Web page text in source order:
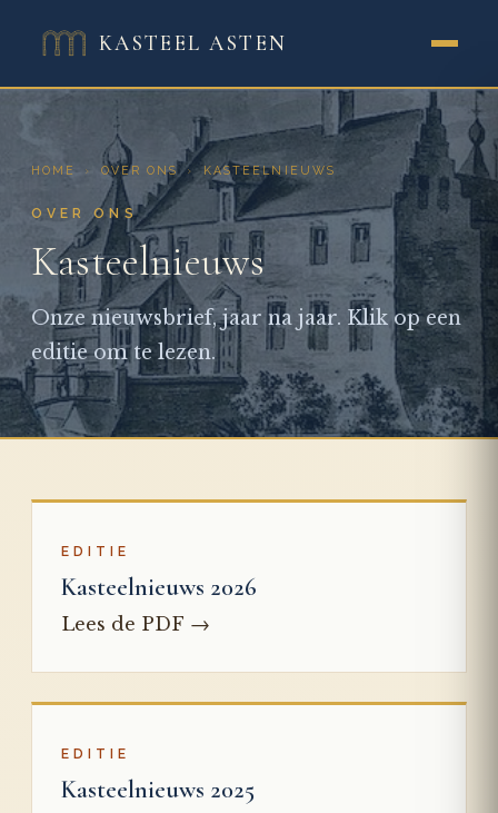
KASTEEL ASTEN
HOME › OVER ONS › KASTEELNIEUWS
OVER ONS
Kasteelnieuws
Onze nieuwsbrief, jaar na jaar. Klik op een
editie om te lezen.
EDITIE
Kasteelnieuws 2026
Lees de PDF →
EDITIE
Kasteelnieuws 2025